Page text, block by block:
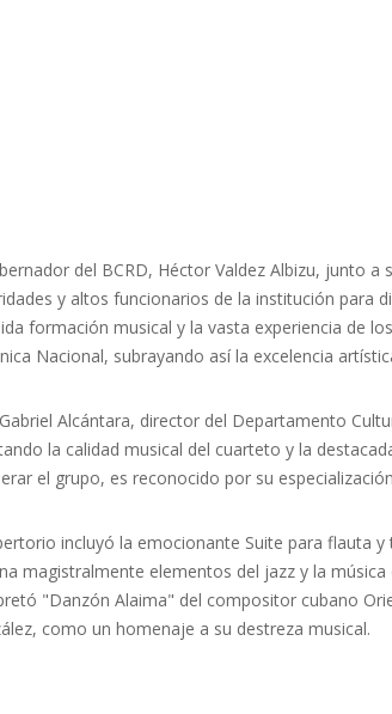
del BCRD, Héctor Valdez Albizu, junto
y altos funcionarios de la institución para
formación musical y la vasta experiencia de
Nacional, subrayando así la excelencia
Alcántara, director del Departamento
la calidad musical del cuarteto y la
el grupo, es reconocido por su
incluyó la emocionante Suite para flauta
magistralmente elementos del jazz y la
"Danzón Alaima" del compositor cubano
como un homenaje a su destreza musical.